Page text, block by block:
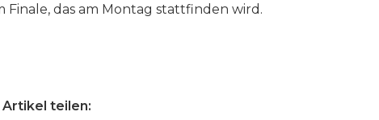
das am Montag stattfinden wird.
Artikel teilen: